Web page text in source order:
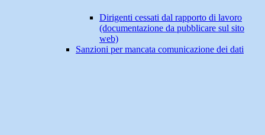
Dirigenti cessati dal rapporto di lavoro
(documentazione da pubblicare sul sito
web)
Sanzioni per mancata comunicazione dei dati